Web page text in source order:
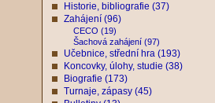
Historie, bibliografie (37)
Zahájení (96)
CECO (19)
Šachová zahájení (97)
Učebnice, střední hra (193)
Koncovky, úlohy, studie (38)
Biografie (173)
Turnaje, zápasy (45)